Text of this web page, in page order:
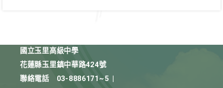
國立玉里高級中學
花蓮縣玉里鎮中華路424號
聯絡電話
03-8886171~5